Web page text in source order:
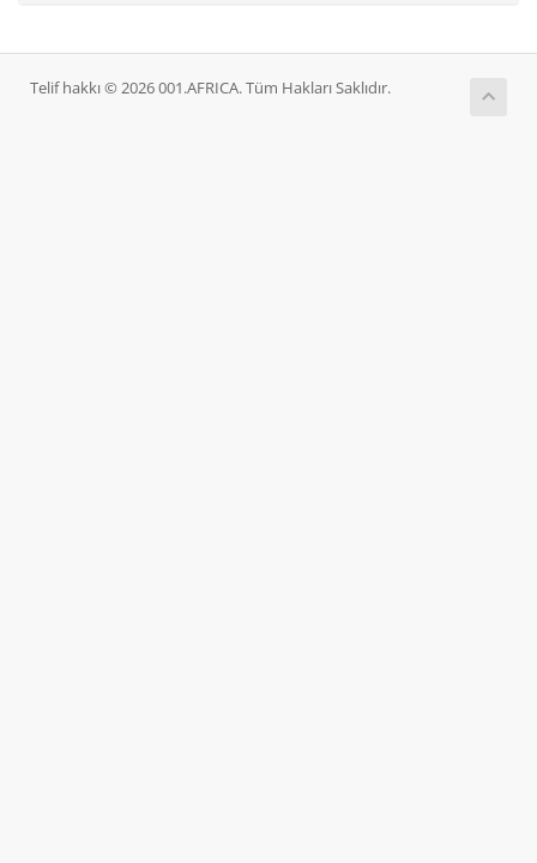
Telif hakkı © 2026 001.AFRICA. Tüm Hakları Saklıdır.